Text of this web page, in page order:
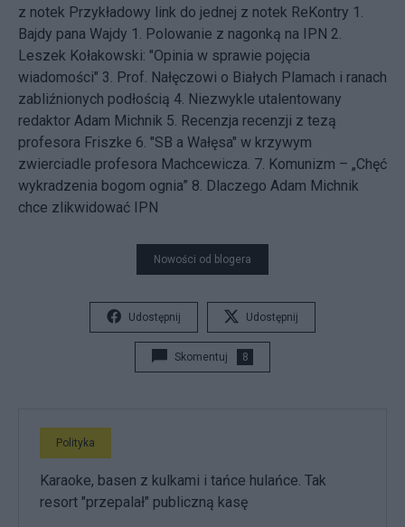
z notek Przykładowy link do jednej z notek ReKontry 1.
Bajdy pana Wajdy 1. Polowanie z nagonką na IPN 2.
Leszek Kołakowski: "Opinia w sprawie pojęcia
wiadomości" 3. Prof. Nałęczowi o Białych Plamach i ranach
zabliźnionych podłością 4. Niezwykle utalentowany
redaktor Adam Michnik 5. Recenzja recenzji z tezą
profesora Friszke 6. "SB a Wałęsa" w krzywym
zwierciadle profesora Machcewicza. 7. Komunizm – „Chęć
wykradzenia bogom ognia” 8. Dlaczego Adam Michnik
chce zlikwidować IPN
Nowości od blogera
Udostępnij Udostępnij
Skomentuj 8
Polityka
Karaoke, basen z kulkami i tańce hulańce. Tak
resort "przepalał" publiczną kasę